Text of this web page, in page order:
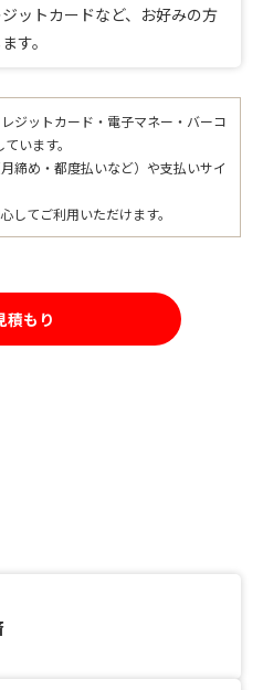
ットカードなど、お好みの方
す。
ジットカード・電子マネー・バーコ
います。
締め・都度払いなど）や支払いサイ
してご利用いただけます。
積もり